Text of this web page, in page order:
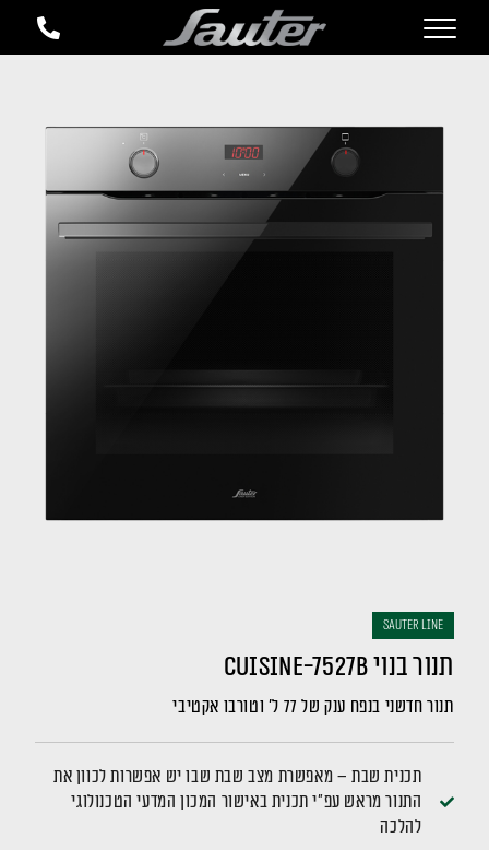
sauter LINE
תנור בנוי CUISINE-7527B
תנור חדשני בנפח ענק של 77 ל' וטורבו אקטיבי
תכנית שבת – מאפשרת מצב שבת שבו יש אפשרות לכוון את
התנור מראש עפ"י תכנית באישור המכון המדעי הטכנולוגי
להלכה